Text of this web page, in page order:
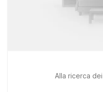
Alla ricerca